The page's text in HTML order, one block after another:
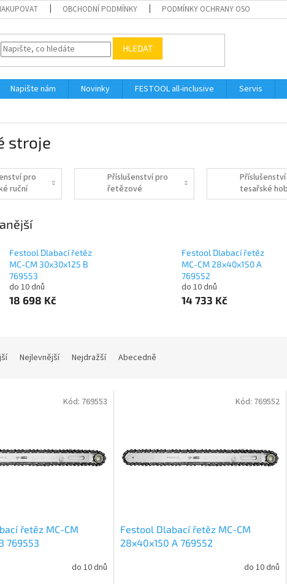
OBCHODNÍ PODMÍNKY PODMÍNKY OCHRANY OSOBNÍCH
HLEDAT
Napište nám Novinky FESTOOL all-inclusive Servis
stroje
pro
ruční
pily
Příslušenství pro
řetězové
dlabačky
tesařské
Festool Dlabací řetěz
MC-CM 30x30x125 B
769553
do 10 dnů
18 698 Kč
Festool Dlabací řetěz
MC-CM 28x40x150 A
769552
do 10 dnů
14 733 Kč
Nejlevnější Nejdražší Abecedně
řetěz MC-CM
769553
do 10 dnů
Kód: 769553
Festool Dlabací řetěz MC-CM
28x40x150 A 769552
do 10 dnů
Kód: 769552